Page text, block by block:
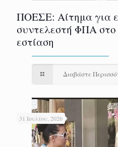
ΠΟΕΣΕ: Αίτημα για
συντελεστή ΦΠΑ στο
εστίαση
Διαβάστε
31 Ιουλίου, 2026